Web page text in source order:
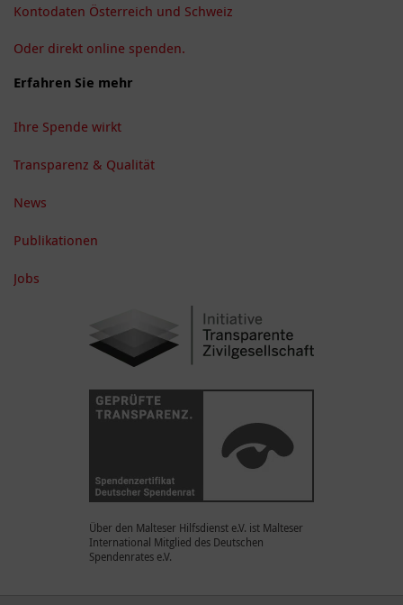
Kontodaten Österreich und Schweiz
Oder direkt online spenden.
Erfahren Sie mehr
Ihre Spende wirkt
Transparenz & Qualität
News
Publikationen
Jobs
Über den Malteser Hilfsdienst e.V. ist Malteser
International Mitglied des Deutschen
Spendenrates e.V.